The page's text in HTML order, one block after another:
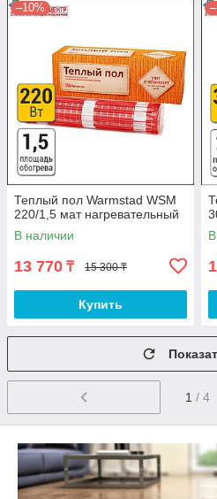
–10%
Теплый пол Warmstad WSM
220/1,5 мат нагревательный
В наличии
13 770 ₸ 15 300 ₸
Купить
1 / 4